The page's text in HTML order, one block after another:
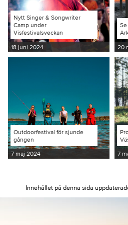
Nytt Singer & Songwriter
Camp under
Visfestivalsveckan
18 juni 2024 20
Outdoorfestival för sjunde
gången
7 maj 2024 7
Innehållet på denna sida